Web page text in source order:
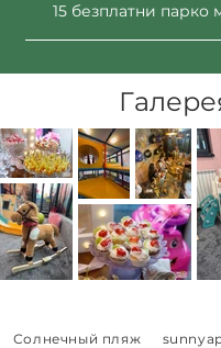
15 безплатни парко
Солнечный пляж